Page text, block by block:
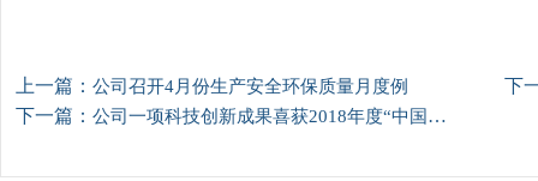
上一篇： 公司召开4月份生产安全环保质量月度例
下
下一篇： 公司一项科技创新成果喜获2018年度“中国交通运输协会科学技术奖”三等